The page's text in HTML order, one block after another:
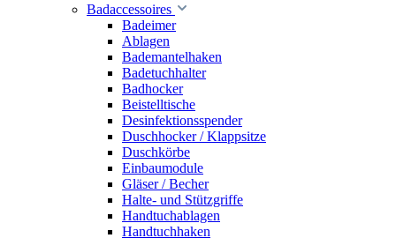
Badaccessoires
Badeimer
Ablagen
Bademantelhaken
Badetuchhalter
Badhocker
Beistelltische
Desinfektionsspender
Duschhocker / Klappsitze
Duschkörbe
Einbaumodule
Gläser / Becher
Halte- und Stützgriffe
Handtuchablagen
Handtuchhaken